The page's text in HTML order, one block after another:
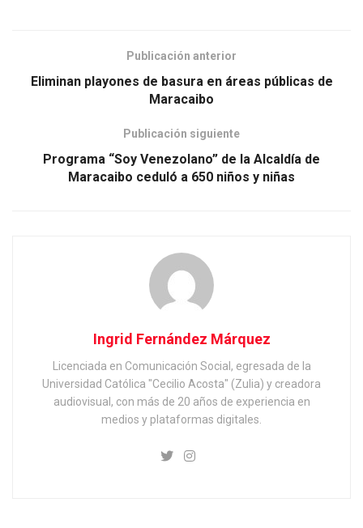
Publicación anterior
Eliminan playones de basura en áreas públicas de
Maracaibo
Publicación siguiente
Programa “Soy Venezolano” de la Alcaldía de
Maracaibo ceduló a 650 niños y niñas
Ingrid Fernández Márquez
Licenciada en Comunicación Social, egresada de la
Universidad Católica "Cecilio Acosta" (Zulia) y creadora
audiovisual, con más de 20 años de experiencia en
medios y plataformas digitales.